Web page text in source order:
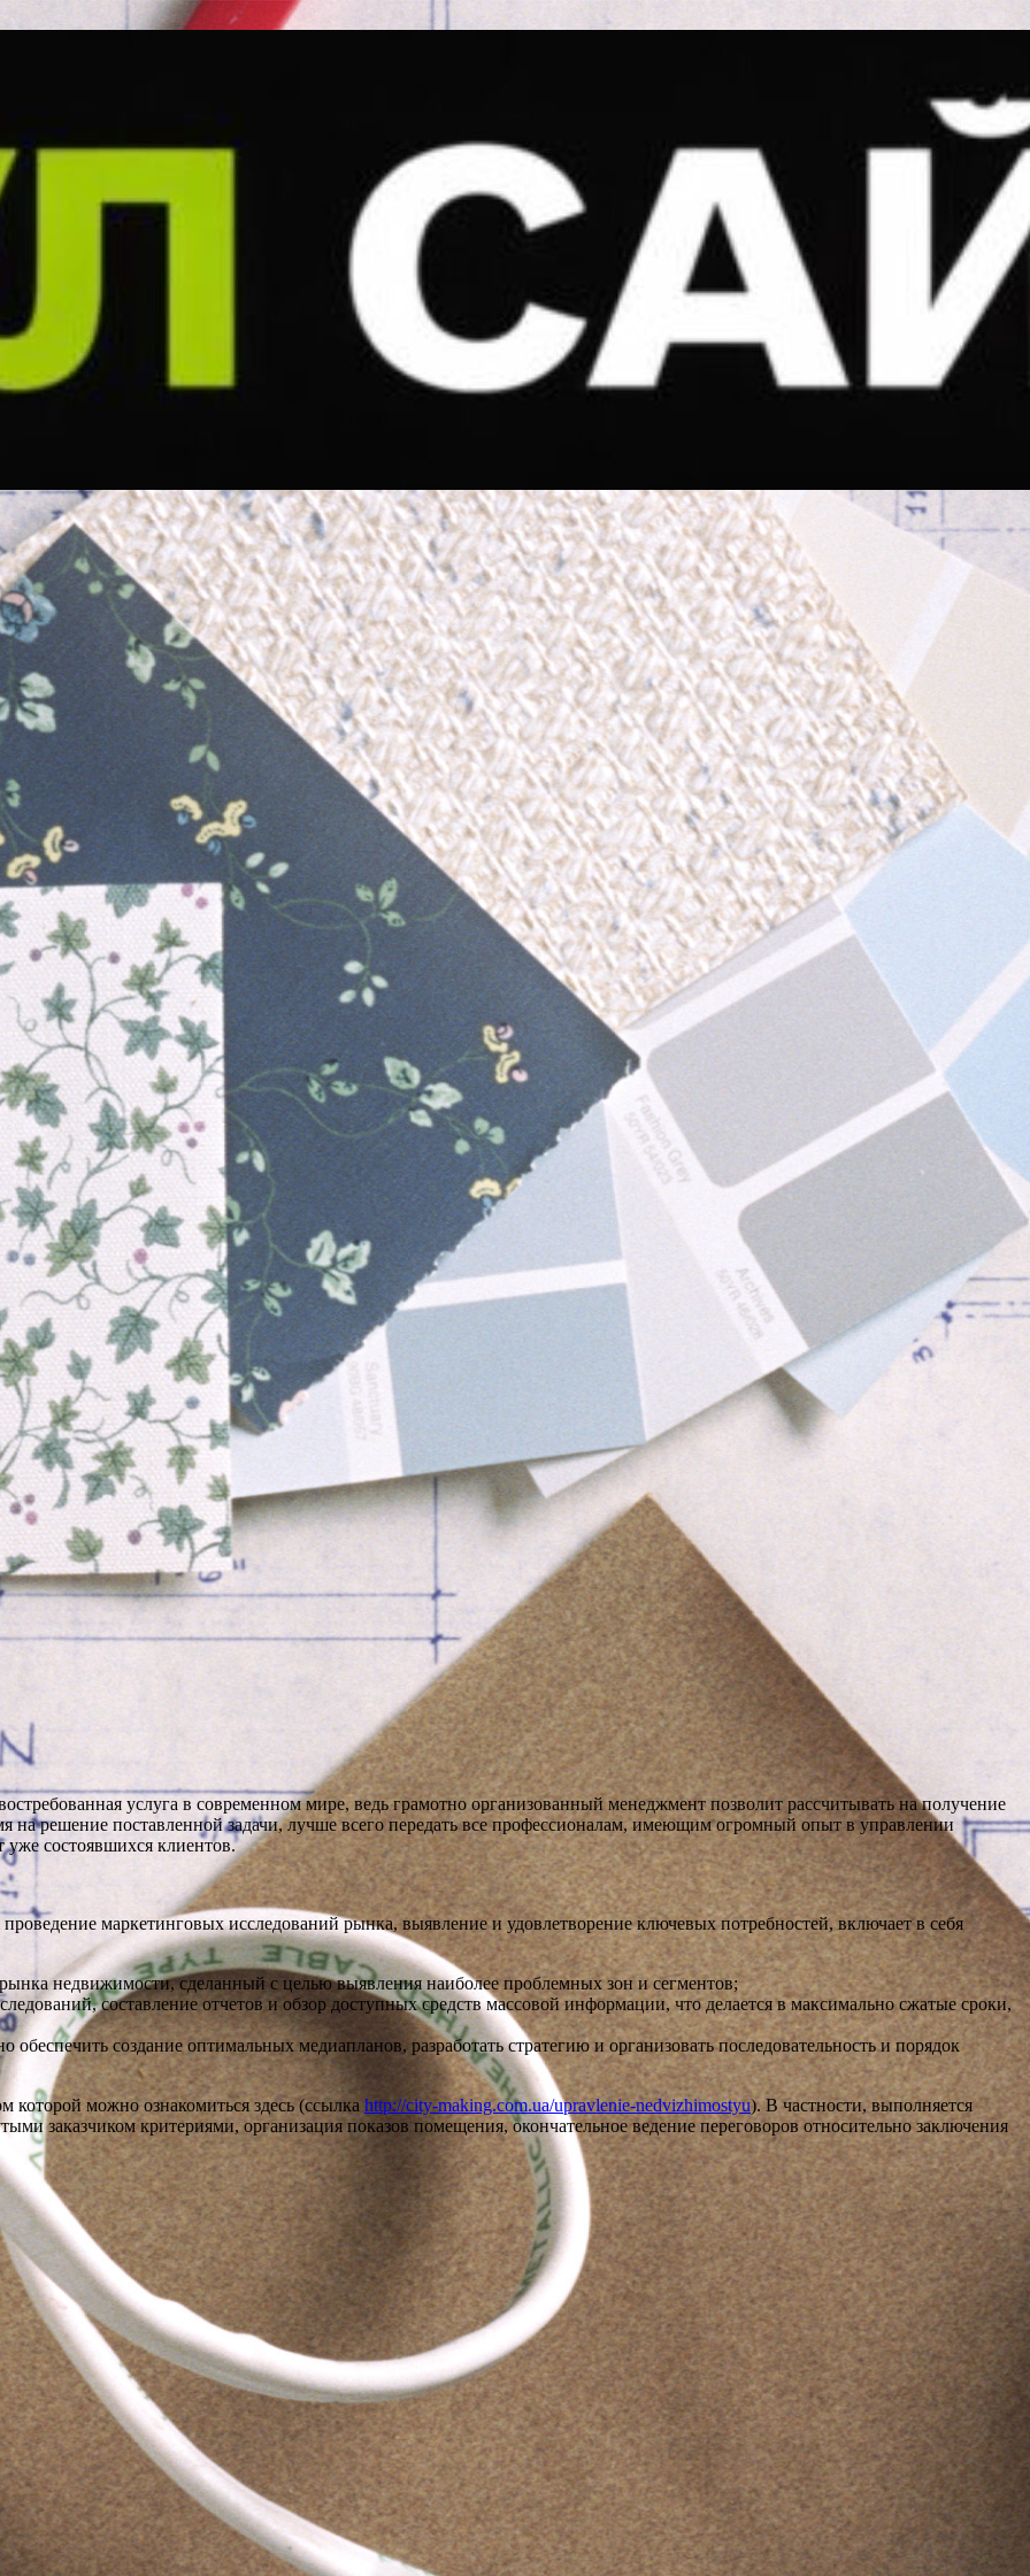
услуга в современном мире, ведь грамотно организованный менеджмент позволит рассчитывать на получение
на решение поставленной задачи, лучше всего передать все профессионалам, имеющим огромный опыт в управлении
состоявшихся клиентов.
маркетинговых исследований рынка, выявление и удовлетворение ключевых потребностей, включает в себя
недвижимости, сделанный с целью выявления наиболее проблемных зон и сегментов;
составление отчетов и обзор доступных средств массовой информации, что делается в максимально сжатые сроки,
создание оптимальных медиапланов, разработать стратегию и организовать последовательность и порядок
которой можно ознакомиться здесь (ссылкаhttp://city-making.com.ua/upravlenie-nedvizhimostyu). В частности, выполняется
заказчиком критериями, организация показов помещения, окончательное ведение переговоров относительно заключения